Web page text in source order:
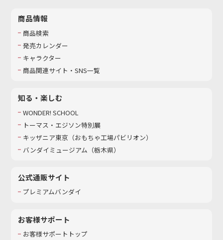
商品情報
商品検索
発売カレンダー
キャラクター
商品関連サイト・SNS一覧
知る・楽しむ
WONDER! SCHOOL
トーマス・エジソン特別展
キッザニア東京（おもちゃ工場パビリオン）​
バンダイミュージアム（栃木県）
公式通販サイト
プレミアムバンダイ
お客様サポート
お客様サポートトップ